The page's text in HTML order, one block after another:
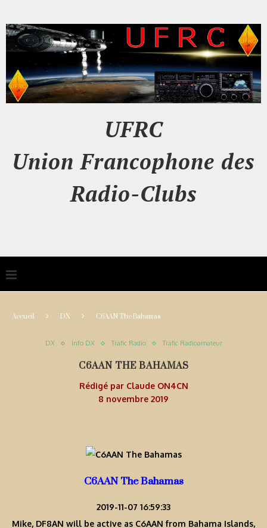
UFRC
Union Francophone des
Radio-Clubs
Accueil DX C6AAN The Bahamas
DX Info DX Trafic Radio Trafic Radioamateur
C6AAN THE BAHAMAS
Rédigé par Claude ON4CN
8 novembre 2019
C6AAN The Bahamas
2019-11-07 16:59:33
Mike, DF8AN will be active as C6AAN from Bahama Islands,